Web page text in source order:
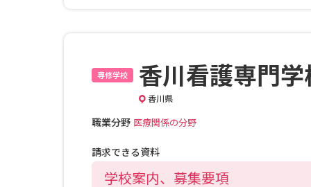
専修学校 香川看護専門学
香川県
職業分野 医療関係の分野
請求できる資料
学校案内、募集要項